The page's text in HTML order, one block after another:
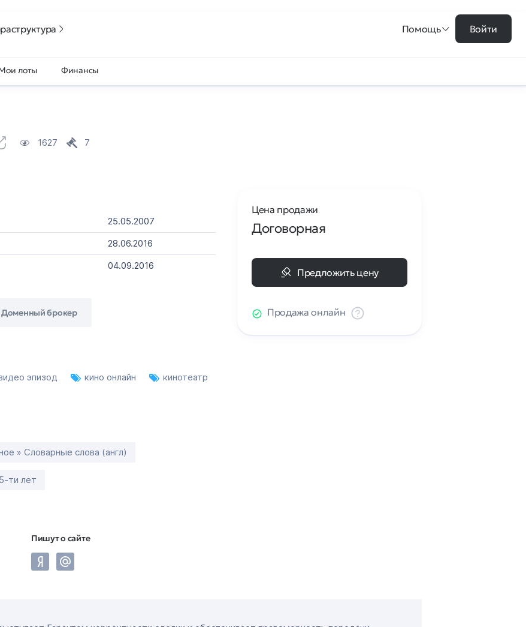
Помощь Войти
лоты Финансы
1627 7
25.05.2007
28.06.2016
04.09.2016
Доменный брокер
эпизод кино онлайн
кинотеатр
» Словарные слова (англ)
ти лет
Пишут о сайте
Цена продажи
Договорная
Предложить цену
Продажа онлайн